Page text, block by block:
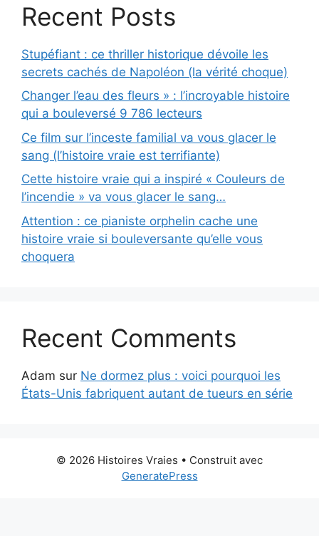
Recent Posts
Stupéfiant : ce thriller historique dévoile les
secrets cachés de Napoléon (la vérité choque)
Changer l’eau des fleurs » : l’incroyable histoire
qui a bouleversé 9 786 lecteurs
Ce film sur l’inceste familial va vous glacer le
sang (l’histoire vraie est terrifiante)
Cette histoire vraie qui a inspiré « Couleurs de
l’incendie » va vous glacer le sang…
Attention : ce pianiste orphelin cache une
histoire vraie si bouleversante qu’elle vous
choquera
Recent Comments
Adam sur Ne dormez plus : voici pourquoi les
États-Unis fabriquent autant de tueurs en série
© 2026 Histoires Vraies • Construit avec
GeneratePress